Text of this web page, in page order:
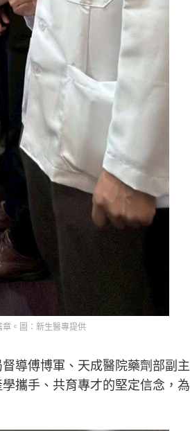
。圖：新生醫專提供
導傅博軍、天成醫院藥劑部副主
攜手、共育專才的堅定信念，為